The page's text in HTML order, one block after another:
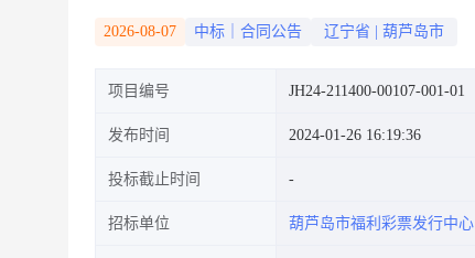
2026-08-07 中标｜合同公告 辽宁省 葫芦岛市
项目编号 JH24-211400-00107-001-01
发布时间 2024-01-26 16:19:36
投标截止时间
招标单位 葫芦岛市福利彩票发行中心